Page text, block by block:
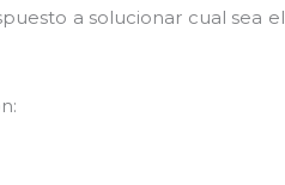
a solucionar cual sea el